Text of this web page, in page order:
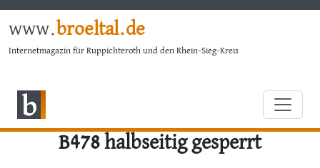
www.broeltal.de
Internetmagazin für Ruppichteroth und den Rhein-Sieg-Kreis
B478 halbseitig gesperrt